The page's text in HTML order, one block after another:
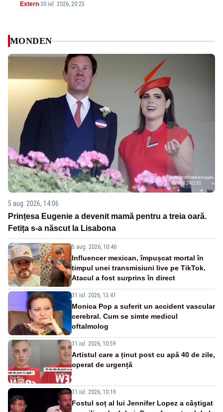
Extern-30 iul. 2026, 20:25
MONDEN
5 aug. 2026, 14:06
Prințesa Eugenie a devenit mamă pentru a treia oară.
Fetița s-a născut la Lisabona
5 aug. 2026, 10:46
Influencer mexican, împușcat mortal în
timpul unei transmisiuni live pe TikTok.
Atacul a fost surprins în direct
31 iul. 2026, 13:41
Monica Pop a suferit un accident vascular
cerebral. Cum se simte medicul
oftalmolog
31 iul. 2026, 10:59
Artistul care a ținut post cu apă 40 de zile,
operat de urgență
31 iul. 2026, 10:19
Fostul soț al lui Jennifer Lopez a câștigat